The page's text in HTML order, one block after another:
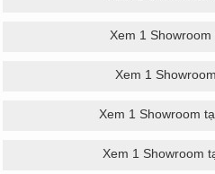
Xem 1
Xem 1
Xem 1 Showroom
Xem 1 Showroom